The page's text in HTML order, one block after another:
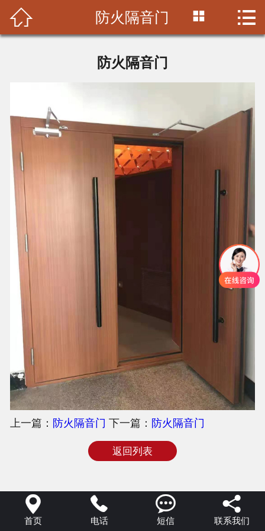
 首页
视频中心
新闻中心
联系我们
 防火隔音门  
防火隔音门
上一篇： 防火隔音门 下一篇： 防火隔音门
返回列表

首页

电话

短信

联系我们